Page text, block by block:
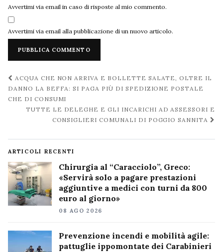
Avvertimi via email in caso di risposte al mio commento.
Avvertimi via email alla pubblicazione di un nuovo articolo.
Navigazione
post
ACQUA CHE NON ARRIVA E BOLLETTE SALATE, OLTRE IL
DANNO LA BEFFA: SI PAGA PIÙ DI SPEDIZIONE POSTALE
CHE DI CONSUMI
TUTTE LE DELEGHE E GLI INCARICHI AD ASSESSORI E
CONSIGLIERI COMUNALI DI POGGIO SANNITA
ARTICOLI RECENTI
Chirurgia al “Caracciolo”, Greco:
«Servirà solo a pagare prestazioni
aggiuntive a medici con turni da 800
euro al giorno»
08 AGO 2026
Prevenzione incendi e mobilità agile:
pattuglie ippomontate dei Carabinieri